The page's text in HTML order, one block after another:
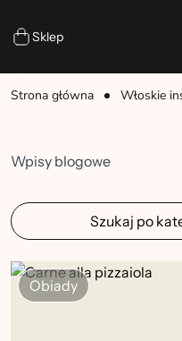
Sklep
Strona główna Włoskie
Wpisy blogowe
Szukaj po
Obiady